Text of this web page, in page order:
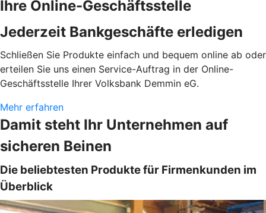
Ihre Online-Geschäftsstelle
Jederzeit Bankgeschäfte erledigen
Schließen Sie Produkte einfach und bequem online ab oder
erteilen Sie uns einen Service-Auftrag in der Online-
Geschäftsstelle Ihrer Volksbank Demmin eG.
Mehr erfahren
Damit steht Ihr Unternehmen auf
sicheren Beinen
Die beliebtesten Produkte für Firmenkunden im
Überblick